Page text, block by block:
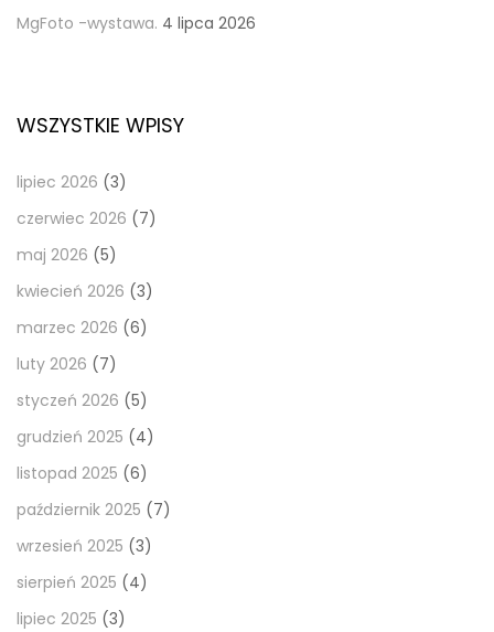
MgFoto -wystawa. 4 lipca 2026
WSZYSTKIE WPISY
lipiec 2026 (3)
czerwiec 2026 (7)
maj 2026 (5)
kwiecień 2026 (3)
marzec 2026 (6)
luty 2026 (7)
styczeń 2026 (5)
grudzień 2025 (4)
listopad 2025 (6)
październik 2025 (7)
wrzesień 2025 (3)
sierpień 2025 (4)
lipiec 2025 (3)